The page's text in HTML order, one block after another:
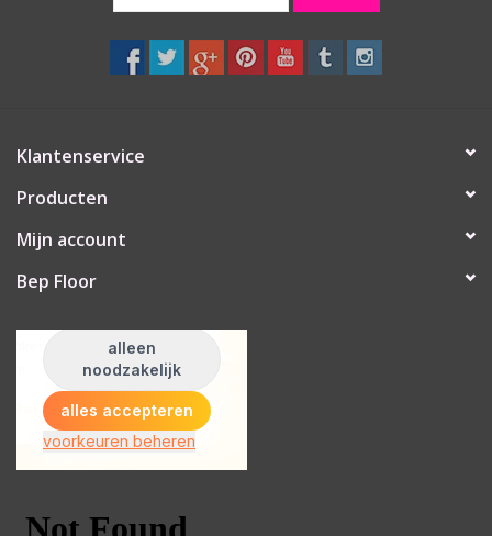
Klantenservice
Producten
Mijn account
Bep Floor